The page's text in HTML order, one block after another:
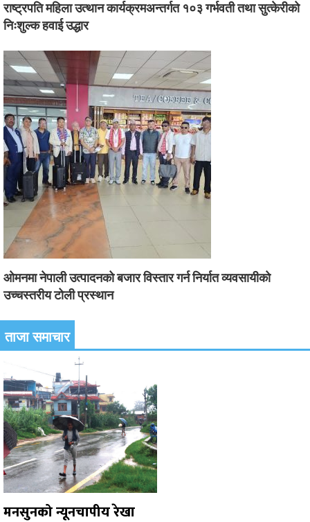
राष्ट्रपति महिला उत्थान कार्यक्रमअन्तर्गत १०३ गर्भवती तथा सुत्केरीको
निःशुल्क हवाई उद्धार
ओमनमा नेपाली उत्पादनको बजार विस्तार गर्न निर्यात व्यवसायीको
उच्चस्तरीय टोली प्रस्थान
ताजा समाचार
मनसुनको न्यूनचापीय रेखा